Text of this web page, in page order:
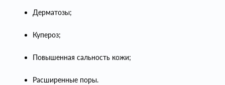
Дерматозы;
Купероз;
Повышенная сальность кожи;
Расширенные поры.